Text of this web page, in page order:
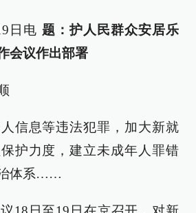
日电 题：护人民群众安居乐
会议作出部署
信息等违法犯罪，加大新就
护力度，建立未成年人罪错
体系……